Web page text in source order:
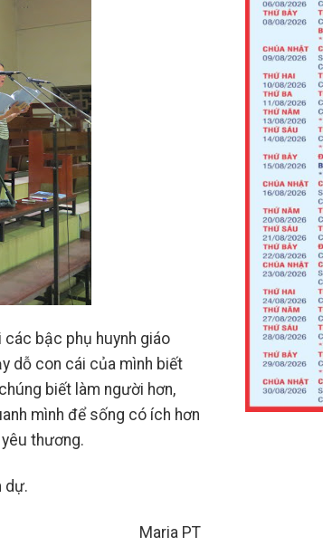
bậc phụ huynh giáo
dỗ con cái của mình biết
biết làm người hơn,
mình để sống có ích hơn
thương.
dự.
Maria PT